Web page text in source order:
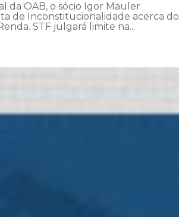
da OAB, o sócio Igor Mauler
de Inconstitucionalidade acerca do
STF julgará limite na...